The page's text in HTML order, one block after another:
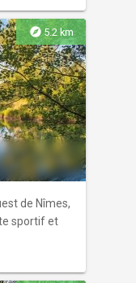
explore 5.2 km
de Nîmes,
sportif et